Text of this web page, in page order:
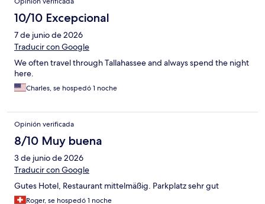
10/10 Excepcional
7 de junio de 2026
Traducir con Google
We often travel through Tallahassee and always spend the night
here.
Charles, se hospedó 1 noche
Opinión verificada
8/10 Muy buena
3 de junio de 2026
Traducir con Google
Gutes Hotel, Restaurant mittelmäßig. Parkplatz sehr gut
Roger, se hospedó 1 noche